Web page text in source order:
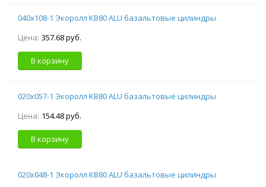
040х108-1 Экоролл КВ80 ALU базальтовые цилиндры
Цена: 357.68 руб.
В корзину
020х057-1 Экоролл КВ80 ALU базальтовые цилиндры
Цена: 154.48 руб.
В корзину
020х048-1 Экоролл КВ80 ALU базальтовые цилиндры